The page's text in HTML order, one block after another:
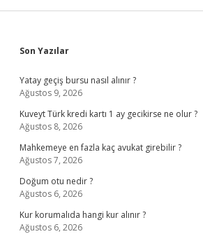
Sidebar
Son Yazılar
Yatay geçiş bursu nasıl alınır ?
Ağustos 9, 2026
Kuveyt Türk kredi kartı 1 ay gecikirse ne olur ?
Ağustos 8, 2026
Mahkemeye en fazla kaç avukat girebilir ?
Ağustos 7, 2026
Doğum otu nedir ?
Ağustos 6, 2026
Kur korumalıda hangi kur alınır ?
Ağustos 6, 2026